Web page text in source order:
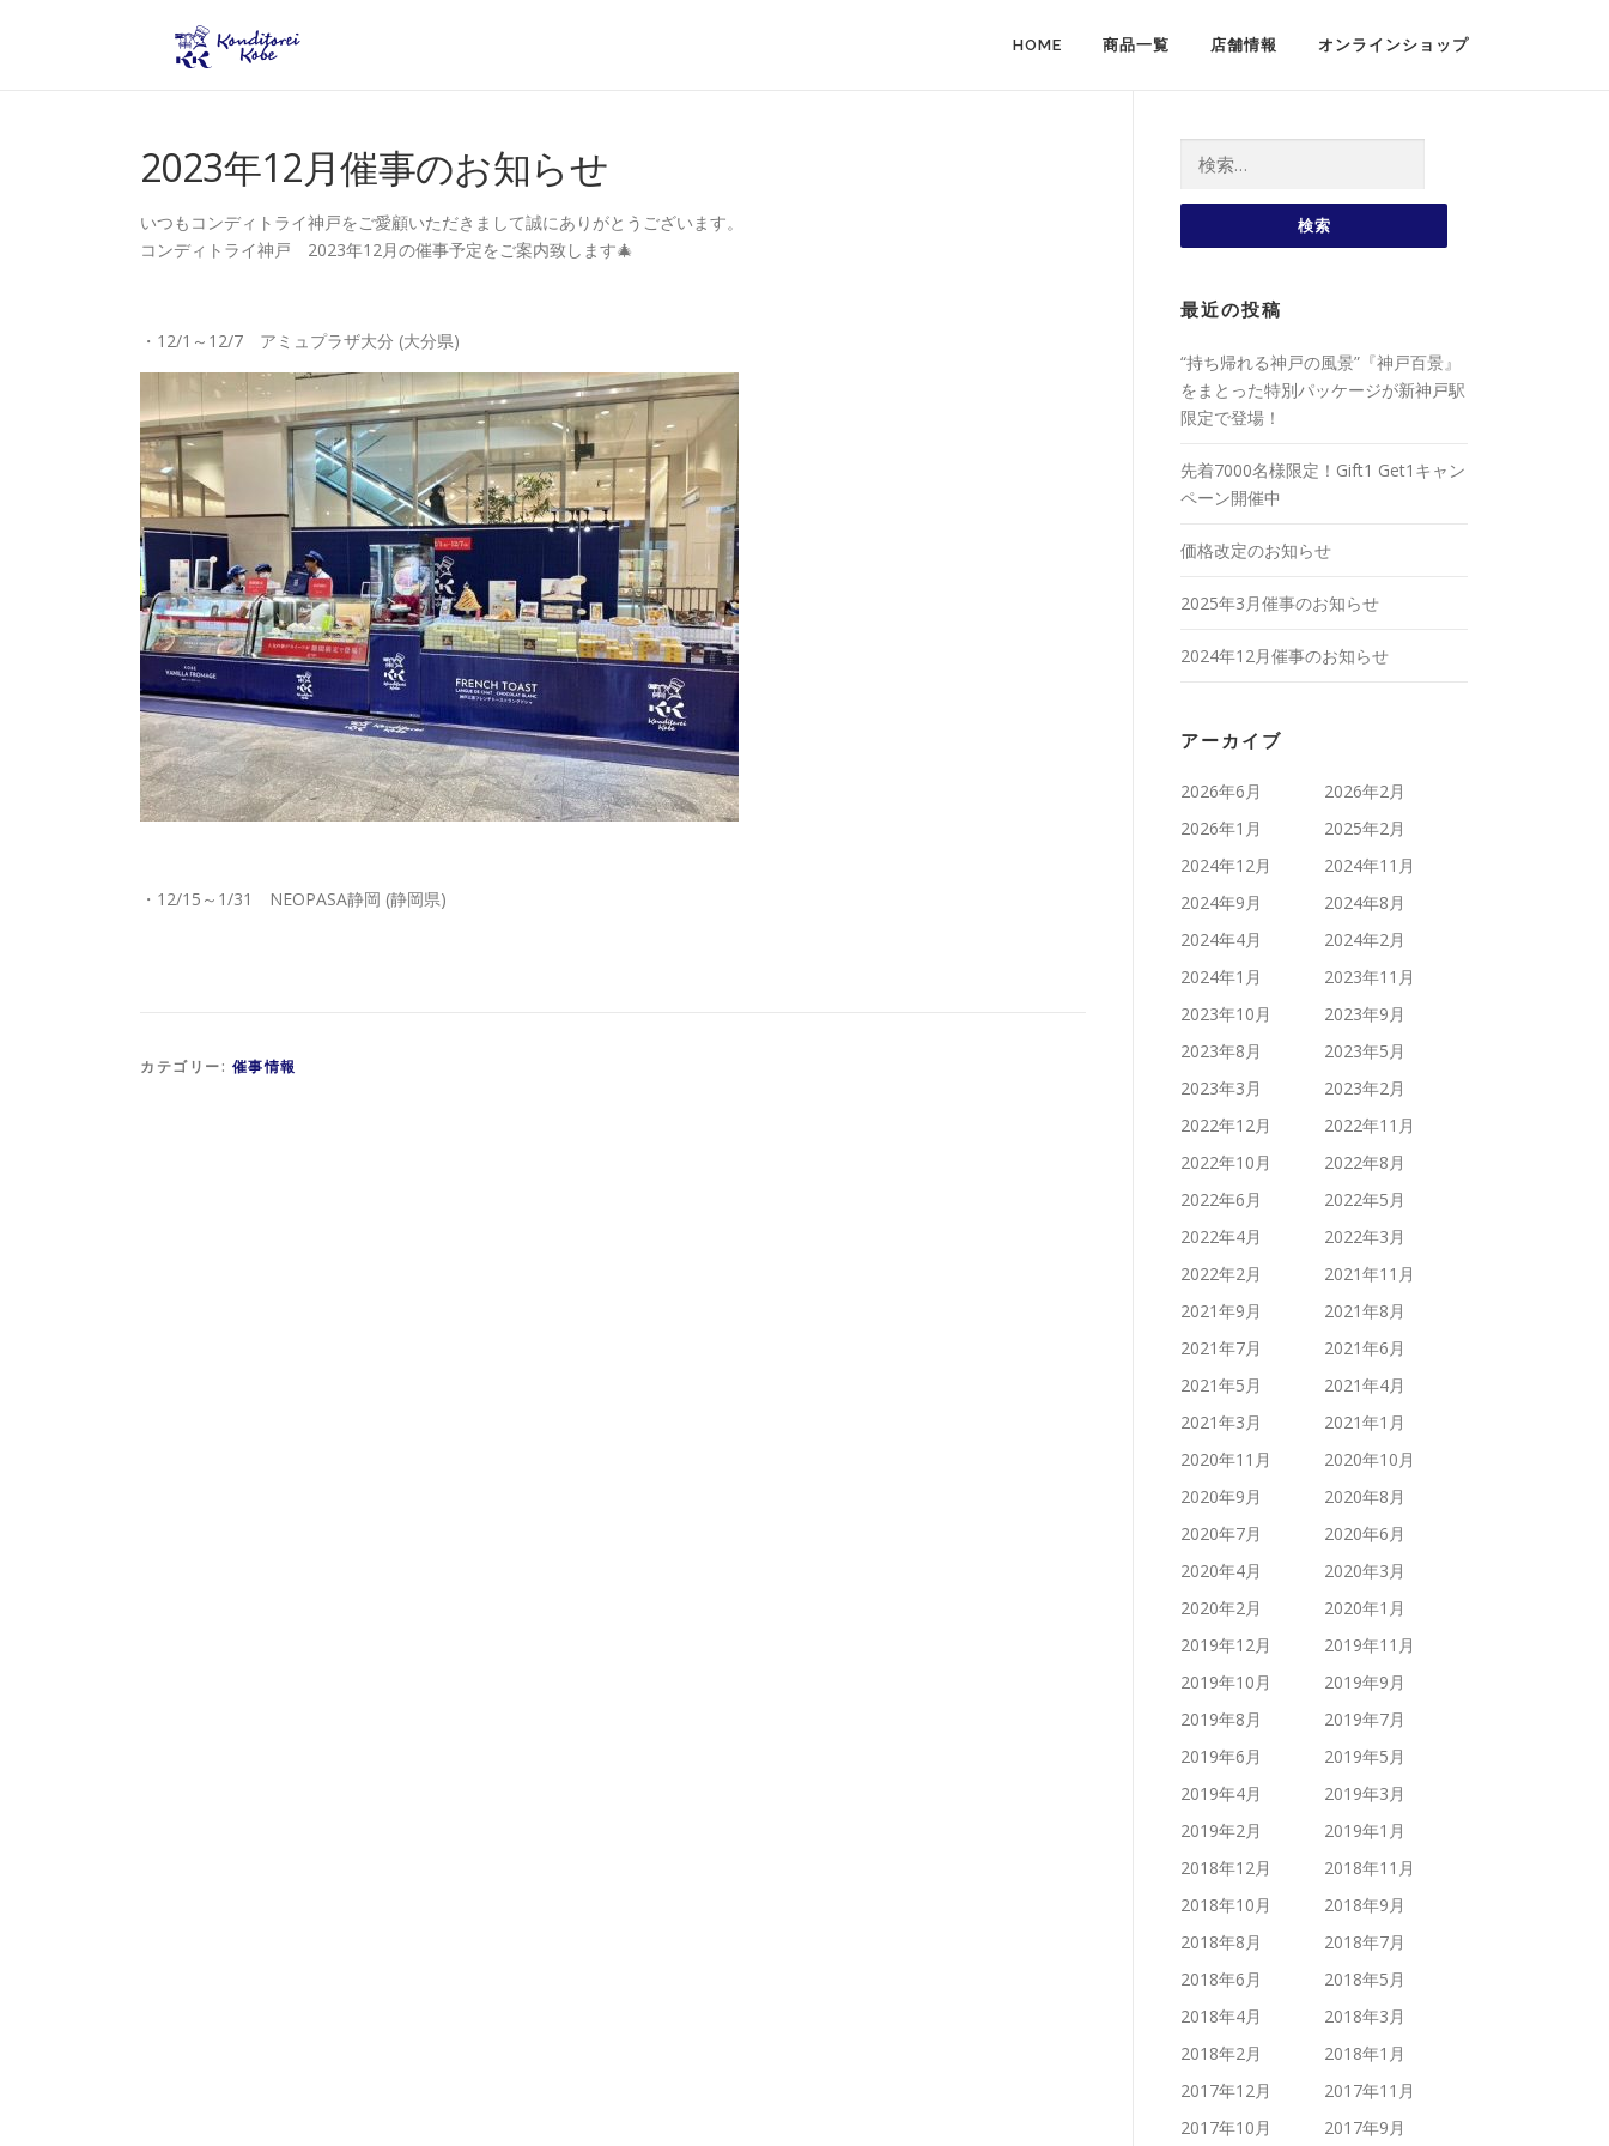
HOME 商品一覧 店舗情報 オンラインショップ
2023年12月催事のお知らせ
いつもコンディトライ神戸をご愛顧いただきまして誠にありがとうございます。
コンディトライ神戸 2023年12月の催事予定をご案内致します🎄
・12/1～12/7 アミュプラザ大分 (大分県)
・12/15～1/31 NEOPASA静岡 (静岡県)
カテゴリー: 催事情報
検索:
最近の投稿
“持ち帰れる神戸の風景”『神戸百景』
をまとった特別パッケージが新神戸駅
限定で登場！
先着7000名様限定！Gift1 Get1キャン
ペーン開催中
価格改定のお知らせ
2025年3月催事のお知らせ
2024年12月催事のお知らせ
アーカイブ
2026年6月
2026年2月
2026年1月
2025年2月
2024年12月
2024年11月
2024年9月
2024年8月
2024年4月
2024年2月
2024年1月
2023年11月
2023年10月
2023年9月
2023年8月
2023年5月
2023年3月
2023年2月
2022年12月
2022年11月
2022年10月
2022年8月
2022年6月
2022年5月
2022年4月
2022年3月
2022年2月
2021年11月
2021年9月
2021年8月
2021年7月
2021年6月
2021年5月
2021年4月
2021年3月
2021年1月
2020年11月
2020年10月
2020年9月
2020年8月
2020年7月
2020年6月
2020年4月
2020年3月
2020年2月
2020年1月
2019年12月
2019年11月
2019年10月
2019年9月
2019年8月
2019年7月
2019年6月
2019年5月
2019年4月
2019年3月
2019年2月
2019年1月
2018年12月
2018年11月
2018年10月
2018年9月
2018年8月
2018年7月
2018年6月
2018年5月
2018年4月
2018年3月
2018年2月
2018年1月
2017年12月
2017年11月
2017年10月
2017年9月